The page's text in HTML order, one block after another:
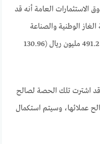
الاستثمارات العامة أنه قد
في شركة الغاز الوطنية والصناعة
(جازكو) من خلال صفقة خاصة بقيمة 491.2 مليون ريال (130.96
قد اشترت تلك الحصة لصالح
عملائها، وسيتم استكمال